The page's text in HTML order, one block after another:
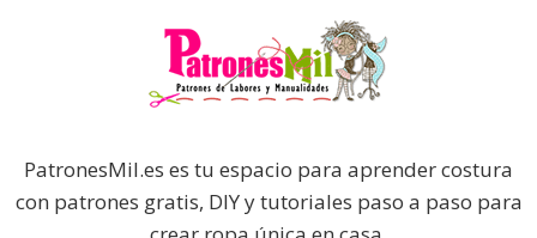
PatronesMil.es es tu espacio para aprender costura
con patrones gratis, DIY y tutoriales paso a paso para